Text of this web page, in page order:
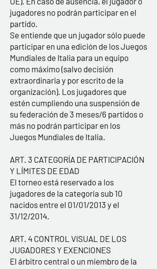
jugadores no podrán participar en el
partido.
Se entiende que un jugador sólo puede
participar en una edición de los Juegos
Mundiales de Italia para un equipo
como máximo (salvo decisión
extraordinaria y por escrito de la
organización). Los jugadores que
estén cumpliendo una suspensión de
su federación de 3 meses/6 partidos o
más no podrán participar en los
Juegos Mundiales de Italia.
ART. 3 CATEGORÍA DE PARTICIPACIÓN
Y LÍMITES DE EDAD
El torneo está reservado a los
jugadores de la categoría sub 10
nacidos entre el 01/01/2013 y el
31/12/2014.
ART. 4 CONTROL VISUAL DE LOS
JUGADORES Y EXENCIONES
El árbitro central o un miembro de la